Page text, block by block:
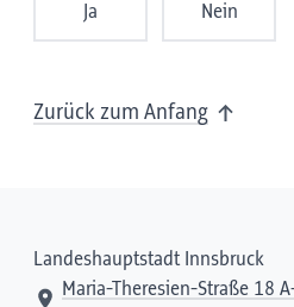
Ja Nein
Zurück zum Anfang
Landeshauptstadt Innsbruck
Maria-Theresien-Straße 18